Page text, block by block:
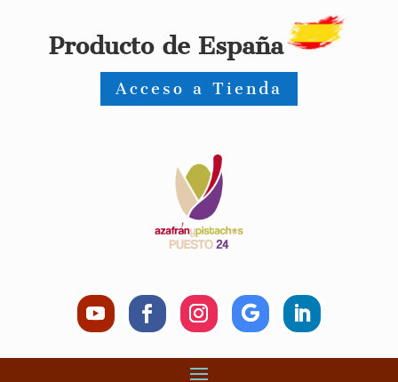
Producto de España
Acceso a Tienda